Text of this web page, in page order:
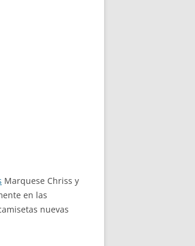
Marquese Chriss y
en las
nuevas